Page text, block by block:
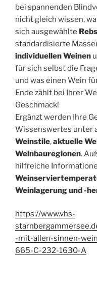
bei spannenden
nicht gleich wissen,
sich ausgewählte
standardisierte
individuellen Weinen
für sich selbst die
und was einen Wein
Ende zählt bei Ihrer
Geschmack!
Ergänzt werden Ihre
Wissenswertes unter
Weinstile,aktuelle
Weinbauregionen.
hilfreiche
Weinlagerung und -
https://www.vhs-
-mit-allen-sinnen-
665-C-232-1630-A